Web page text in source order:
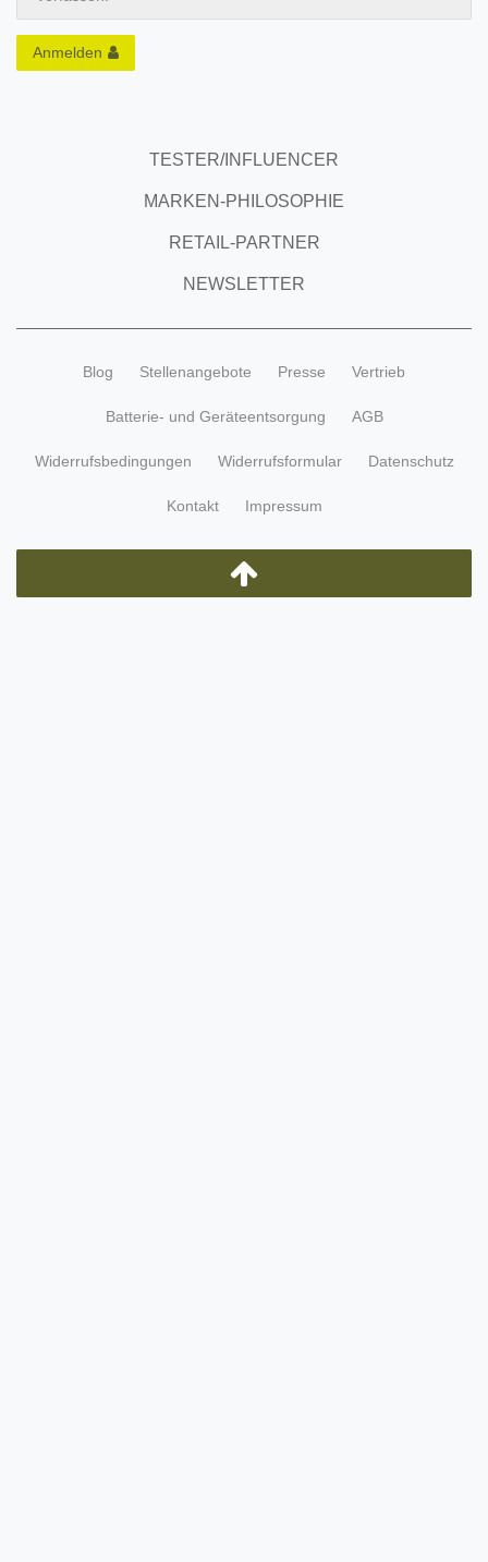
Anmelden
TESTER/INFLUENCER
MARKEN-PHILOSOPHIE
RETAIL-PARTNER
NEWSLETTER
Blog Stellenangebote Presse Vertrieb
Batterie- und Geräteentsorgung AGB
Widerrufsbedingungen Widerrufsformular Datenschutz
Kontakt Impressum